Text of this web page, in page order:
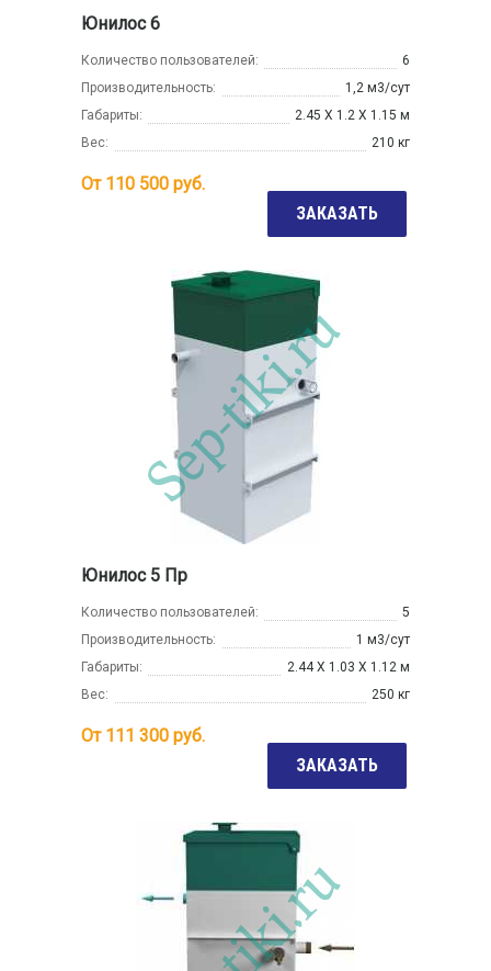
Юнилос 6
Количество пользователей:
6
Производительность:
1,2 м3/сут
Габариты:
2.45 Х 1.2 Х 1.15 м
Вес:
210 кг
От 110 500 руб.
ЗАКАЗАТЬ
Юнилос 5 Пр
Количество пользователей:
5
Производительность:
1 м3/сут
Габариты:
2.44 Х 1.03 Х 1.12 м
Вес:
250 кг
От 111 300 руб.
ЗАКАЗАТЬ